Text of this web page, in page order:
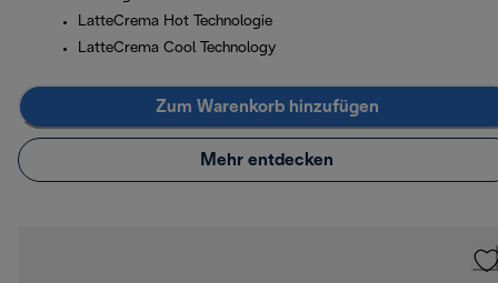
LatteCrema Hot Technologie
LatteCrema Cool Technology
Zum Warenkorb hinzufügen
Mehr entdecken